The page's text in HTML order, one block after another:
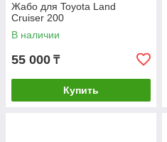
Жабо для Toyota Land
Cruiser 200
В наличии
55 000 ₸
Купить